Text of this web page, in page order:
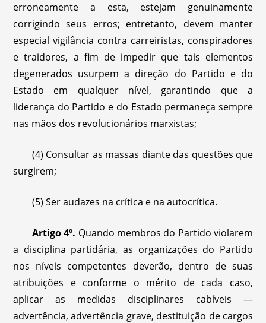
erroneamente a esta, estejam genuinamente
corrigindo seus erros; entretanto, devem manter
especial vigilância contra carreiristas, conspiradores
e traidores, a fim de impedir que tais elementos
degenerados usurpem a direção do Partido e do
Estado em qualquer nível, garantindo que a
liderança do Partido e do Estado permaneça sempre
nas mãos dos revolucionários marxistas;
(4) Consultar as massas diante das questões que
surgirem;
(5) Ser audazes na crítica e na autocrítica.
Artigo 4º. Quando membros do Partido violarem
a disciplina partidária, as organizações do Partido
nos níveis competentes deverão, dentro de suas
atribuições e conforme o mérito de cada caso,
aplicar as medidas disciplinares cabíveis —
advertência, advertência grave, destituição de cargos